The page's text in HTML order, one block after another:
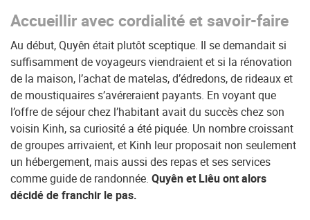
Accueillir avec cordialité et savoir-faire
Au début, Quyên était plutôt sceptique. Il se demandait si
suffisamment de voyageurs viendraient et si la rénovation
de la maison, l’achat de matelas, d’édredons, de rideaux et
de moustiquaires s’avéreraient payants. En voyant que
l’offre de séjour chez l’habitant avait du succès chez son
voisin Kinh, sa curiosité a été piquée. Un nombre croissant
de groupes arrivaient, et Kinh leur proposait non seulement
un hébergement, mais aussi des repas et ses services
comme guide de randonnée. Quyên et Liêu ont alors
décidé de franchir le pas.